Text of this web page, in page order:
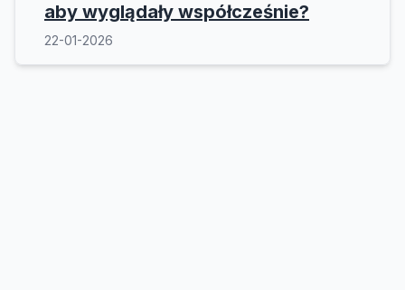
aby wyglądały współcześnie?
22-01-2026